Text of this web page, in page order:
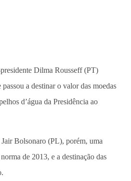
Dilma Rousseff (PT)
a destinar o valor das moedas
d’água da Presidência ao
Bolsonaro (PL), porém, uma
de 2013, e a destinação das